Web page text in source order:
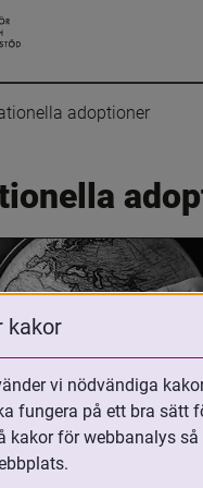
adoptioner
är adopterad,
eller arbetar
kakor
vi nödvändiga
fungera på ett bra sätt
kakor för webbanalys